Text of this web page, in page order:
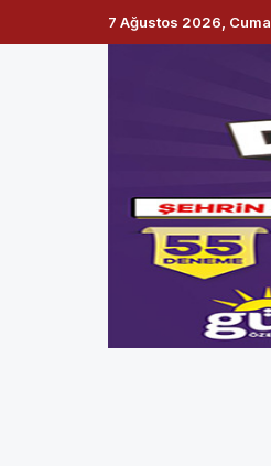
7 Ağustos 2026, Cuma